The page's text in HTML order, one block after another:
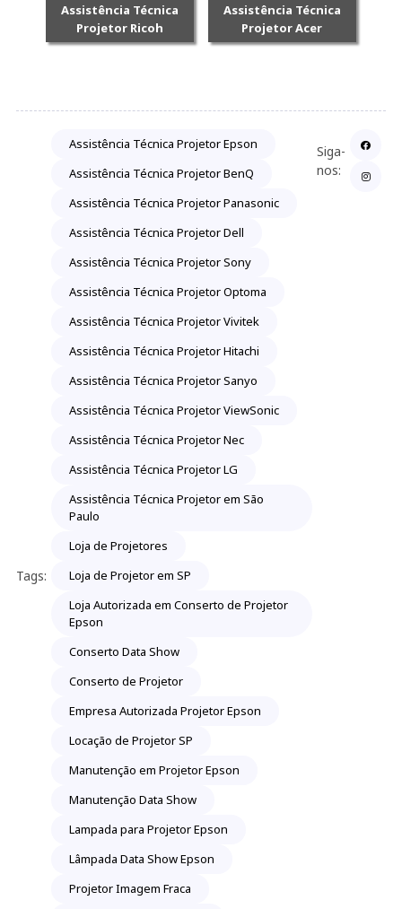
Assistência Técnica
Projetor Ricoh
Assistência Técnica
Projetor Acer
Tags:
Assistência Técnica Projetor Epson
Assistência Técnica Projetor BenQ
Assistência Técnica Projetor Panasonic
Assistência Técnica Projetor Dell
Assistência Técnica Projetor Sony
Assistência Técnica Projetor Optoma
Assistência Técnica Projetor Vivitek
Assistência Técnica Projetor Hitachi
Assistência Técnica Projetor Sanyo
Assistência Técnica Projetor ViewSonic
Assistência Técnica Projetor Nec
Assistência Técnica Projetor LG
Assistência Técnica Projetor em São
Paulo
Loja de Projetores
Loja de Projetor em SP
Loja Autorizada em Conserto de Projetor
Epson
Conserto Data Show
Conserto de Projetor
Empresa Autorizada Projetor Epson
Locação de Projetor SP
Manutenção em Projetor Epson
Manutenção Data Show
Lampada para Projetor Epson
Lâmpada Data Show Epson
Projetor Imagem Fraca
Siga-
nos: